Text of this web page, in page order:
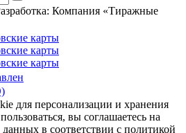
Компания «Тиражные
для персонализации и хранения
вы соглашаетесь на
в соответствии с политикой